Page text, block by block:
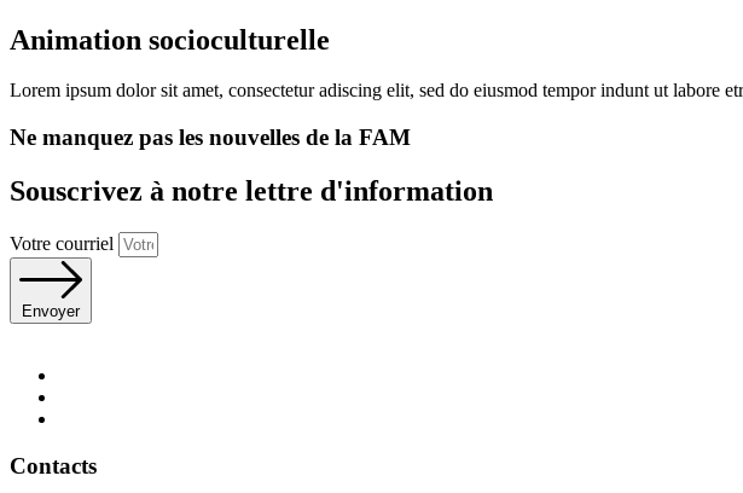
Animation socioculturelle
Lorem ipsum dolor sit amet, consectetur adiscing elit, sed do eiusmod tempor indunt ut labore
Ne manquez pas les nouvelles de la FAM
Souscrivez à notre lettre d'information
Votre courriel
Envoyer
Contacts